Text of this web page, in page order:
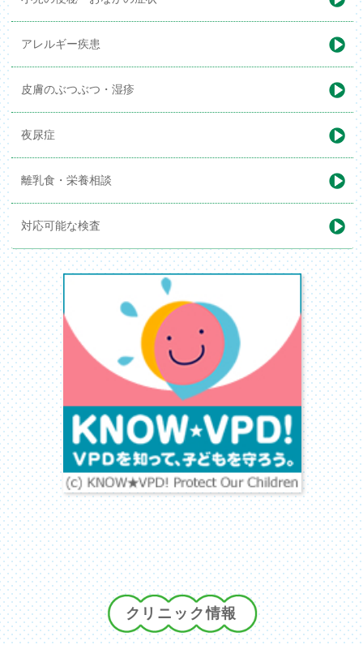
アレルギー疾患
皮膚のぶつぶつ・湿疹
夜尿症
離乳食・栄養相談
対応可能な検査
クリニック情報